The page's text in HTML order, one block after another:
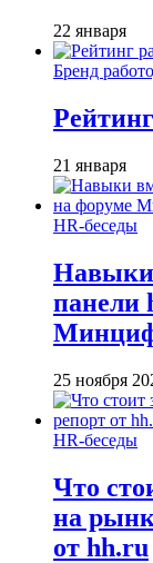
22 января
Бренд
21 января
HR-беседы
Навыки
панели
25 ноября
HR-беседы
Что
на
от hh.ru